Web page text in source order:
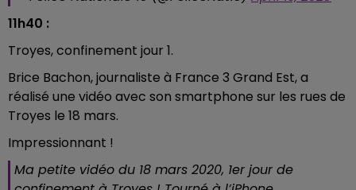
11h40 :
Troyes, confinement jour 1.
Brice Bachon, journaliste à France 3 Grand Est, a
réalisé une vidéo avec son smartphone sur les rues de
Troyes le 18 mars.
Impressionnant !
Ma petite vidéo du 18 mars 2020, 1er jour de